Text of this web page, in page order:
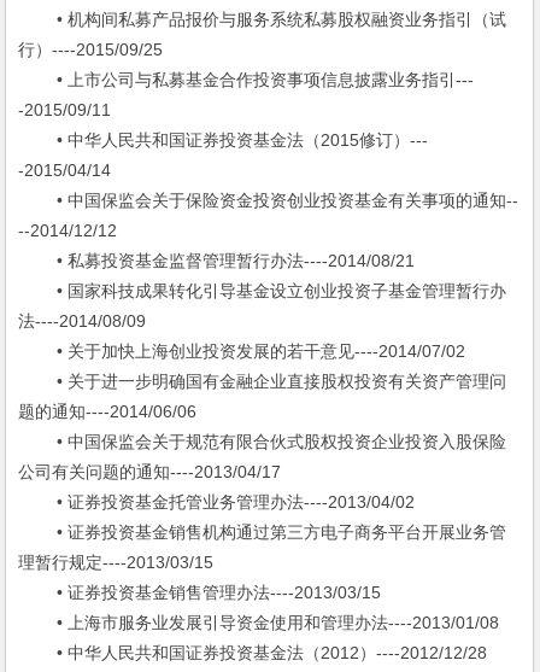
• 机构间私募产品报价与服务系统私募股权融资业务指引（试
行）----2015/09/25
• 上市公司与私募基金合作投资事项信息披露业务指引---
-2015/09/11
• 中华人民共和国证券投资基金法（2015修订）---
-2015/04/14
• 中国保监会关于保险资金投资创业投资基金有关事项的通知--
--2014/12/12
• 私募投资基金监督管理暂行办法----2014/08/21
• 国家科技成果转化引导基金设立创业投资子基金管理暂行办
法----2014/08/09
• 关于加快上海创业投资发展的若干意见----2014/07/02
• 关于进一步明确国有金融企业直接股权投资有关资产管理问
题的通知----2014/06/06
• 中国保监会关于规范有限合伙式股权投资企业投资入股保险
公司有关问题的通知----2013/04/17
• 证券投资基金托管业务管理办法----2013/04/02
• 证券投资基金销售机构通过第三方电子商务平台开展业务管
理暂行规定----2013/03/15
• 证券投资基金销售管理办法----2013/03/15
• 上海市服务业发展引导资金使用和管理办法----2013/01/08
• 中华人民共和国证券投资基金法（2012）----2012/12/28